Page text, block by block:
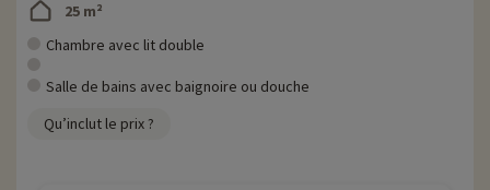
25 m²
Chambre avec lit double
Salle de bains avec baignoire ou douche
Qu’inclut le prix ?